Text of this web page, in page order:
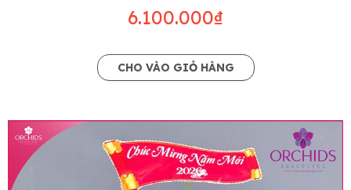
6.100.000₫
CHO VÀO GIỎ HÀNG